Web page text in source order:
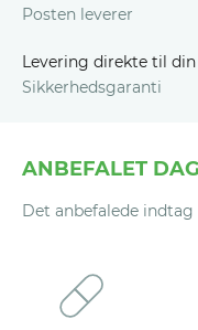
Tlf. (DK):
se@vitaliv.no
(DK),
bedste for
fleste tilfælde
brugte pakker
du virkelig har
tilfreds med et
har prøvet det i
forsendelse).
Posten leverer
Levering direkte til din
Sikkerhedsgaranti
ANBEFALET
Det anbefalede